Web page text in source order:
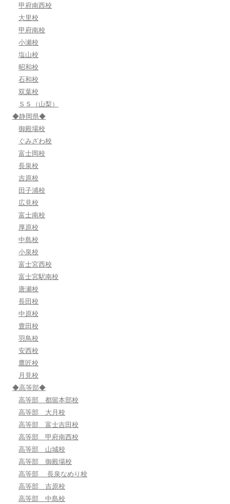
甲府南西校
大里校
甲府南校
小瀬校
塩山校
昭和校
石和校
双葉校
ＳＳ（山梨）
◆静岡県◆
御殿場校
ぐみざわ校
富士岡校
長泉校
吉原校
田子浦校
広見校
富士南校
厚原校
中島校
小泉校
富士宮西校
富士宮駅南校
唐瀬校
長田校
中原校
豊田校
羽鳥校
安西校
鷹匠校
月見校
◆高等部◆
高等部 都留本部校
高等部 大月校
高等部 富士吉田校
高等部 甲府南西校
高等部 山城校
高等部 御殿場校
高等部 長泉なめり校
高等部 吉原校
高等部 中島校